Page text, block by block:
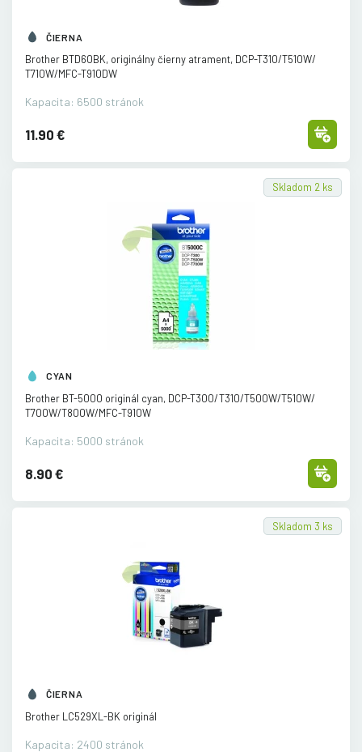
ČIERNA
Brother BTD60BK, originálny čierny atrament, DCP-T310/T510W/
T710W/MFC-T910DW
Kapacita: 6500 stránok
11.90 €
CYAN
Skladom 2 ks
Brother BT-5000 originál cyan, DCP-T300/T310/T500W/T510W/
T700W/T800W/MFC-T910W
Kapacita: 5000 stránok
8.90 €
ČIERNA
Skladom 3 ks
Brother LC529XL-BK originál
Kapacita: 2400 stránok